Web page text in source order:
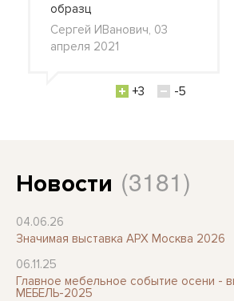
образц
Сергей ИВанович, 03
апреля 2021
+3 -5
Новости (3181)
04.06.26
Значимая выставка АРХ Москва 2026
06.11.25
Главное мебельное событие осени -
МЕБЕЛЬ-2025